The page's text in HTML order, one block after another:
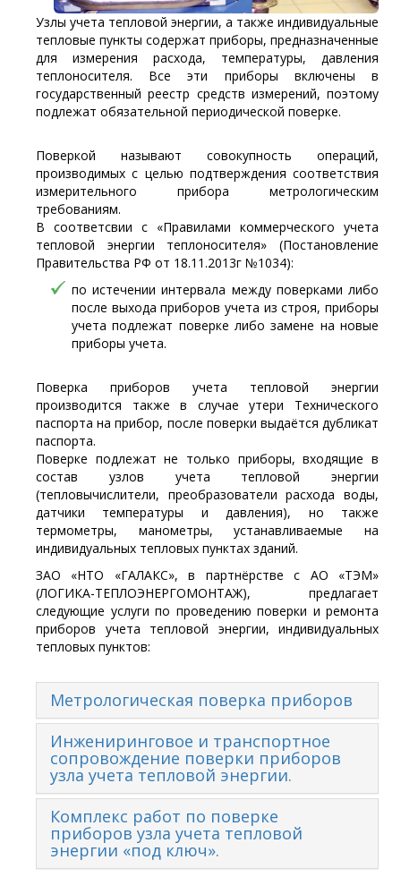
Узлы учета тепловой энергии, а также индивидуальные
тепловые пункты содержат приборы, предназначенные
для измерения расхода, температуры, давления
теплоносителя. Все эти приборы включены в
государственный реестр средств измерений, поэтому
подлежат обязательной периодической поверке.
Поверкой называют совокупность операций,
производимых с целью подтверждения соответствия
измерительного прибора метрологическим
требованиям.
В соответсвии с «Правилами коммерческого учета
тепловой энергии теплоносителя» (Постановление
Правительства РФ от 18.11.2013г №1034):
по истечении интервала между поверками либо
после выхода приборов учета из строя, приборы
учета подлежат поверке либо замене на новые
приборы учета.
Поверка приборов учета тепловой энергии
производится также в случае утери Технического
паспорта на прибор, после поверки выдаётся дубликат
паспорта.
Поверке подлежат не только приборы, входящие в
состав узлов учета тепловой энергии
(тепловычислители, преобразователи расхода воды,
датчики температуры и давления), но также
термометры, манометры, устанавливаемые на
индивидуальных тепловых пунктах зданий.
ЗАО «НТО «ГАЛАКС», в партнёрстве с АО «ТЭМ»
(ЛОГИКА-ТЕПЛОЭНЕРГОМОНТАЖ), предлагает
следующие услуги по проведению поверки и ремонта
приборов учета тепловой энергии, индивидуальных
тепловых пунктов:
Метрологическая поверка приборов
Инжениринговое и транспортное
сопровождение поверки приборов
узла учета тепловой энергии.
Комплекс работ по поверке
приборов узла учета тепловой
энергии «под ключ».